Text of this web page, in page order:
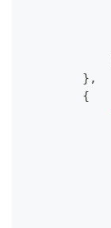
} ,
{